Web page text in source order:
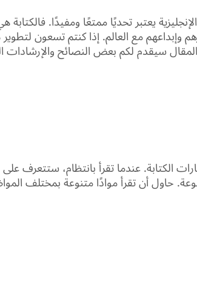
يعتبر تحديًا ممتعًا ومفيدًا. فالكتابة
وإبداعهم مع العالم. إذا كنتم تسعون
المقال سيقدم لكم بعض النصائح والإرشادات
الكتابة. عندما تقرأ بانتظام، ستتعرف
حاول أن تقرأ موادًا متنوعة بمختلف